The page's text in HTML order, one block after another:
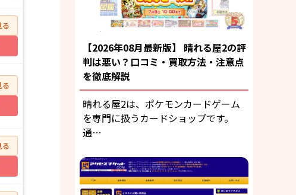
る
る
る
【2026年08月最新版】 晴れる屋2の評
判は悪い？口コミ・買取方法・注意点
を徹底解説
晴れる屋2は、ポケモンカードゲーム
を専門に扱うカードショップです。
通…